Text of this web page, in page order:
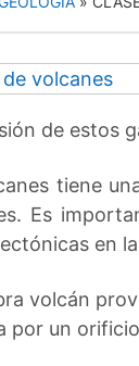
de estos
tiene
Es
en
volcán
por un